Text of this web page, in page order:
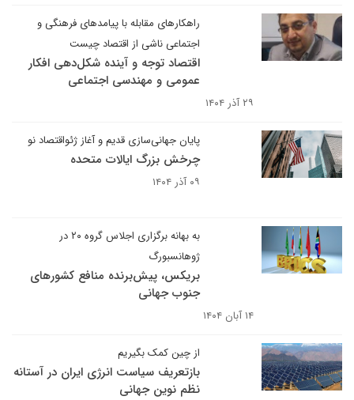
راهکارهای مقابله با پیامدهای فرهنگی و
اجتماعی ناشی از اقتصاد چیست
اقتصاد توجه و آینده شکل‌دهی افکار
عمومی و مهندسی اجتماعی
۲۹ آذر ۱۴۰۴
پایان جهانی‌سازی قدیم و آغاز ژئو‌اقتصاد نو
چرخش بزرگ ایالات متحده
۰۹ آذر ۱۴۰۴
به بهانه برگزاری اجلاس گروه ۲۰ در
ژوهانسبورگ
بریکس، پیش‌برنده منافع کشورهای
جنوب جهانی
۱۴ آبان ۱۴۰۴
از چین کمک بگیریم
بازتعریف سیاست انرژی ایران در آستانه
نظم نوین جهانی